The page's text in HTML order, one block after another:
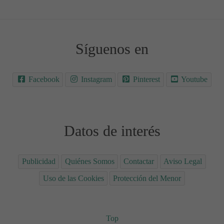
Síguenos en
Facebook Instagram Pinterest Youtube
Datos de interés
Publicidad Quiénes Somos Contactar
Aviso Legal
Uso de las Cookies
Protección del Menor
Top